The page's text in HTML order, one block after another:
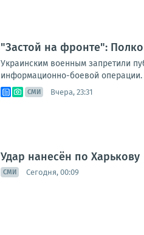
"Застой на фронте":
Украинским военным запретили
информационно-боевой
СМИ Вчера, 23:31
Удар нанесён по Харькову
СМИ Сегодня, 00:09